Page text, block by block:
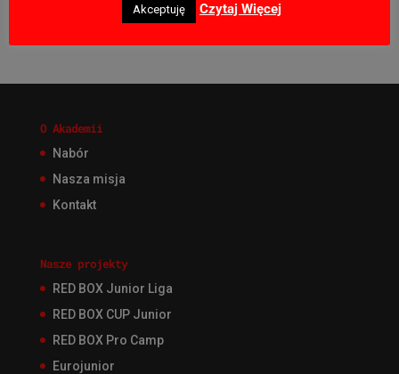
O Akademii
Nabór
Nasza misja
Kontakt
Nasze projekty
RED BOX Junior Liga
RED BOX CUP Junior
RED BOX Pro Camp
Eurojunior
Akceptuję Czytaj Więcej